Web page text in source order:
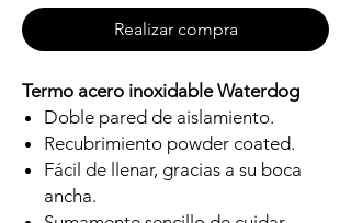
Realizar compra
Termo acero inoxidable Waterdog
Doble pared de aislamiento.
Recubrimiento powder coated.
Fácil de llenar, gracias a su boca
ancha.